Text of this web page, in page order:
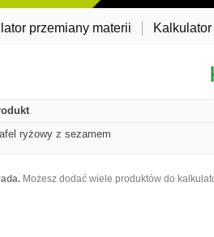
przemiany materii Kalkulator
ryżowy z sezamem
Możesz dodać wiele produktów do